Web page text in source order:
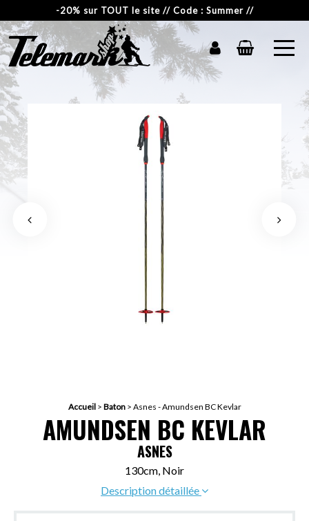
-20% sur TOUT le site // Code : Summer //
Accueil> Baton> Asnes - Amundsen BC Kevlar
AMUNDSEN BC KEVLAR
ASNES
130cm, Noir
Description détaillée